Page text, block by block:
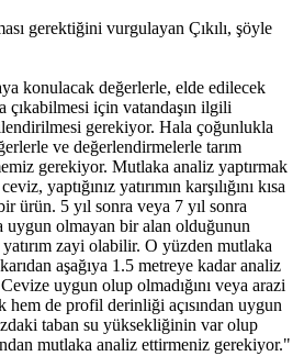
gerektiğini vurgulayan Çıkılı, şöyle
konulacak değerlerle, elde edilecek
çıkabilmesi için vatandaşın ilgili
gerekiyor. Hala çoğunlukla
ve değerlendirmelerle tarım
gerekiyor. Mutlaka analiz yaptırmak
yaptığınız yatırımın karşılığını kısa
ürün. 5 yıl sonra veya 7 yıl sonra
uygun olmayan bir alan olduğunun
zayi olabilir. O yüzden mutlaka
aşağıya 1.5 metreye kadar analiz
uygun olup olmadığını veya arazi
hem de profil derinliği açısından uygun
taban su yüksekliğinin var olup
mutlaka analiz ettirmeniz gerekiyor."